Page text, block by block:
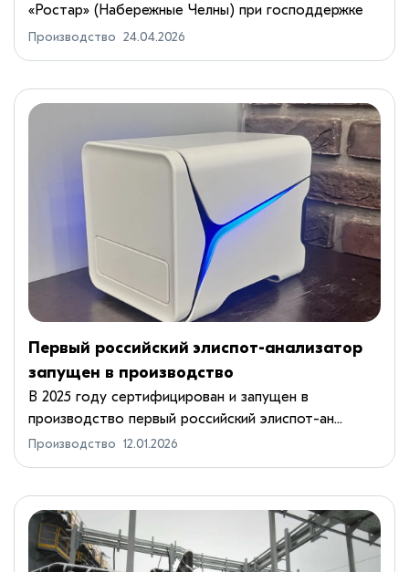
«Ростар» (Набережные Челны) при господдержке
запустило новое серийное производство осевых
Производство 24.04.2026
Первый российский элиспот-анализатор
запущен в производство
В 2025 году сертифицирован и запущен в
производство первый российский элиспот-ан...
Производство 12.01.2026